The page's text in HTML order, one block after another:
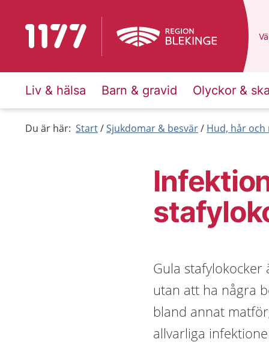
Till startsidan för 1177
Liv & hälsa Barn & gravid Olyckor &
Du är här: Start Sjukdomar & besvär Hud, hår och
Gula
utan att ha några
bland annat
allvarliga